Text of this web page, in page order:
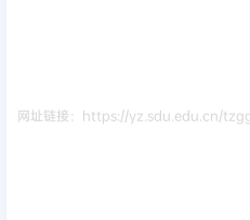
网址链接：https://yz.sdu.edu.cn/